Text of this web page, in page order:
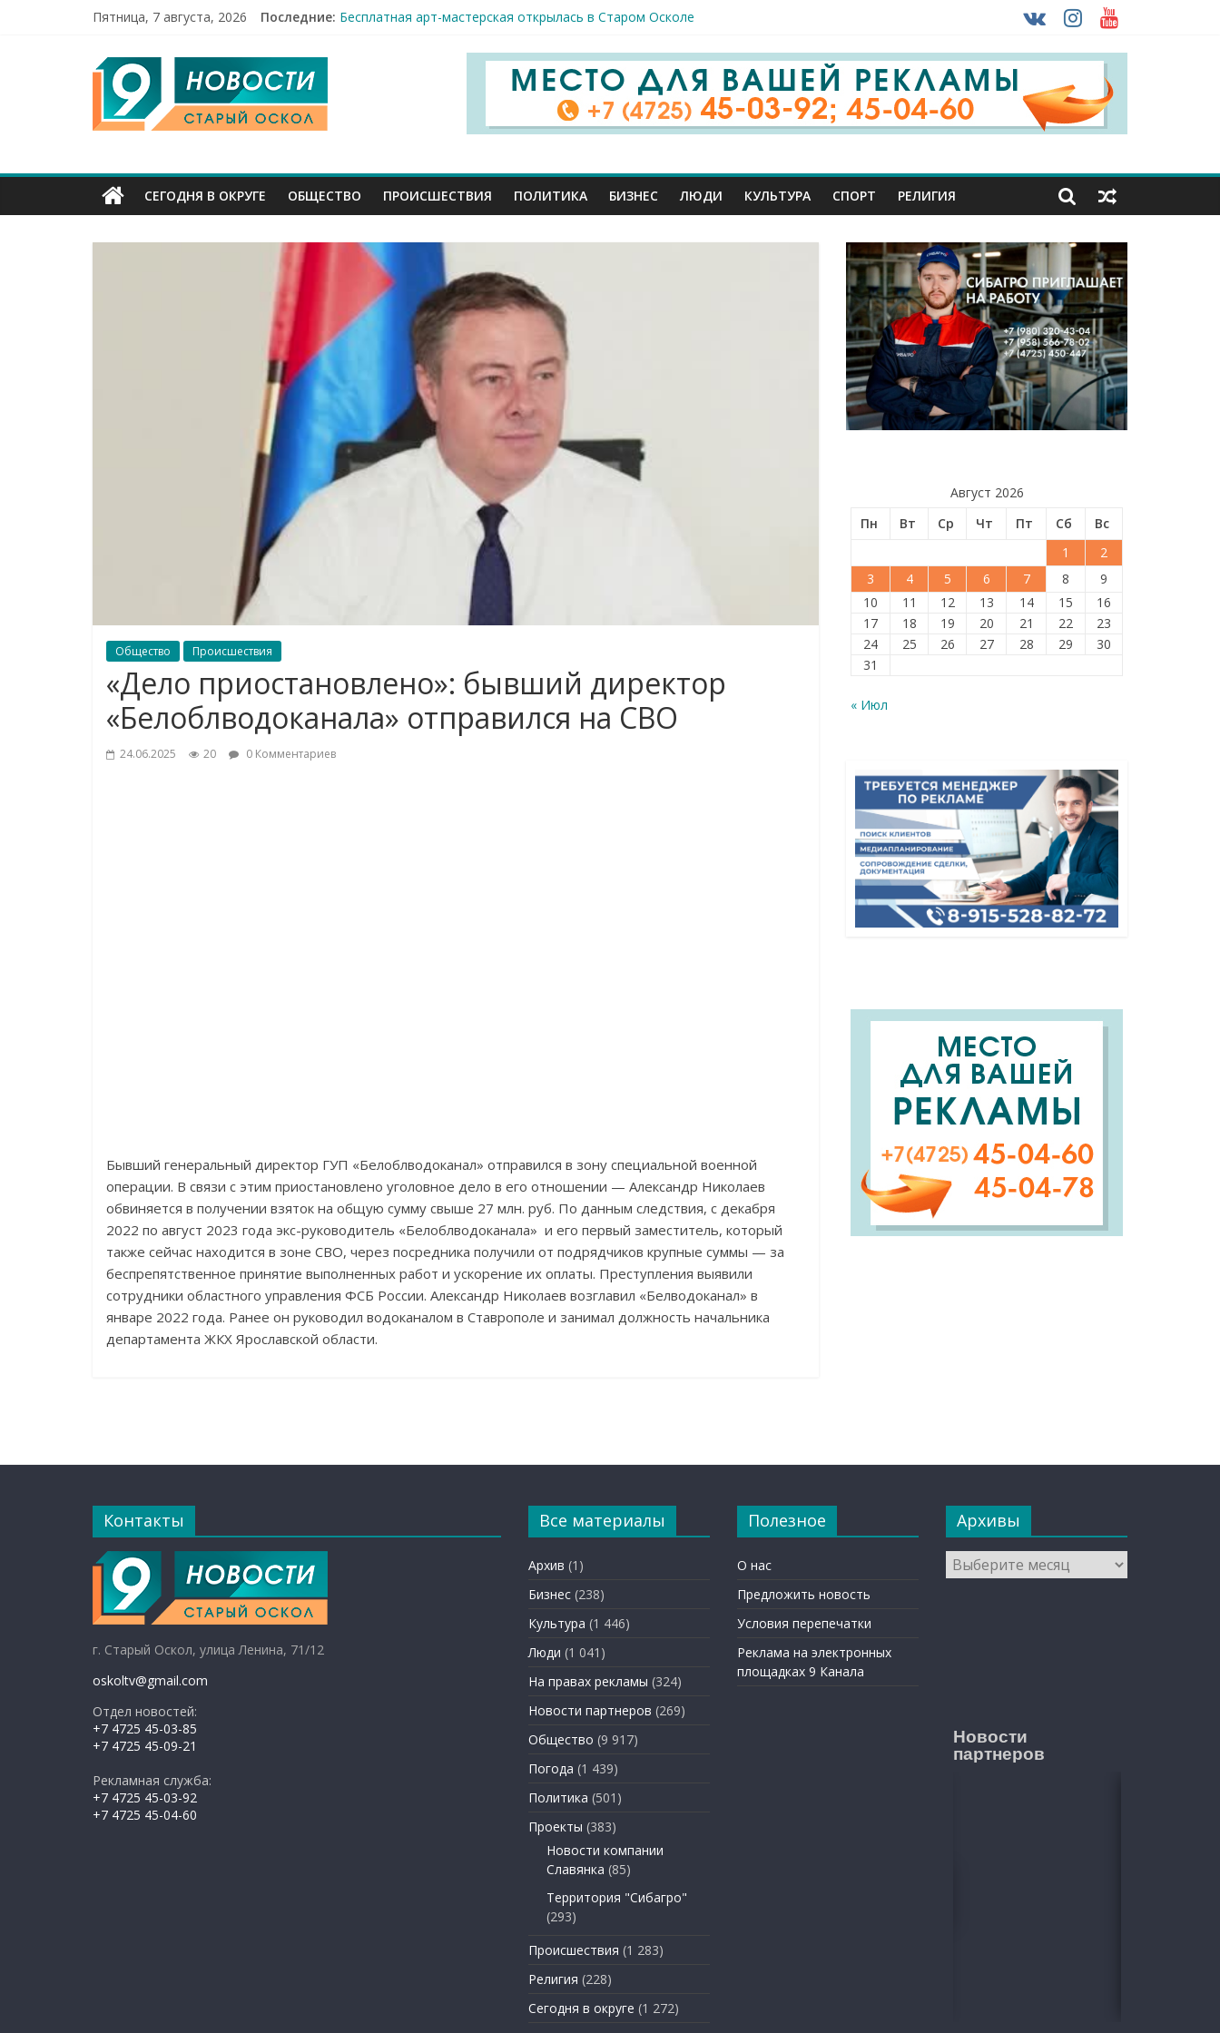
Пятница, 7 августа, 2026 Последние: Бесплатная арт-мастерская открылась в Старом Осколе
49,5 млн руб. похитили мошенники у жителей Белгородчины под предлогом ввоза машин из-за рубежа
Строители принимают поздравления с профессиональным праздником
Праздник спорта и достижений: в Старом Осколе отметили День физкультурника
9
Канал
Старый
Оскол
СЕГОДНЯ В ОКРУГЕ ОБЩЕСТВО ПРОИСШЕСТВИЯ ПОЛИТИКА БИЗНЕС ЛЮДИ КУЛЬТУРА СПОРТ РЕЛИГИЯ
Общество Происшествия
«Дело приостановлено»: бывший директор
«Белоблводоканала» отправился на СВО
24.06.2025 20 0 Комментариев
Бывший генеральный директор ГУП «Белоблводоканал» отправился в зону специальной военной
операции. В связи с этим приостановлено уголовное дело в его отношении — Александр Николаев
обвиняется в получении взяток на общую сумму свыше 27 млн. руб. По данным следствия, с декабря
2022 по август 2023 года экс-руководитель «Белоблводоканала» и его первый заместитель, который
также сейчас находится в зоне СВО, через посредника получили от подрядчиков крупные суммы — за
беспрепятственное принятие выполненных работ и ускорение их оплаты. Преступления выявили
сотрудники областного управления ФСБ России. Александр Николаев возглавил «Белводоканал» в
январе 2022 года. Ранее он руководил водоканалом в Ставрополе и занимал должность начальника
департамента ЖКХ Ярославской области.
Август 2026
Пн
Вт Ср Чт Пт Сб
Вс
1
2
3
4 5 6 7 8
9
10
11 12 13 14 15
16
17
18 19 20 21 22
23
24
25 26 27 28 29
30
31
« Июл
Контакты
г. Старый Оскол, улица Ленина, 71/12
oskoltv@gmail.com
Отдел новостей:
+7 4725 45-03-85
+7 4725 45-09-21
Рекламная служба:
+7 4725 45-03-92
+7 4725 45-04-60
Все материалы
Архив (1)
Бизнес (238)
Культура (1 446)
Люди (1 041)
На правах рекламы (324)
Новости партнеров (269)
Общество (9 917)
Погода (1 439)
Политика (501)
Проекты (383)
Новости компании
Славянка (85)
Территория "Сибагро"
(293)
Происшествия (1 283)
Религия (228)
Сегодня в округе (1 272)
Полезное
О нас
Предложить новость
Условия перепечатки
Реклама на электронных
площадках 9 Канала
Архивы
Архивы
Новости
партнеров